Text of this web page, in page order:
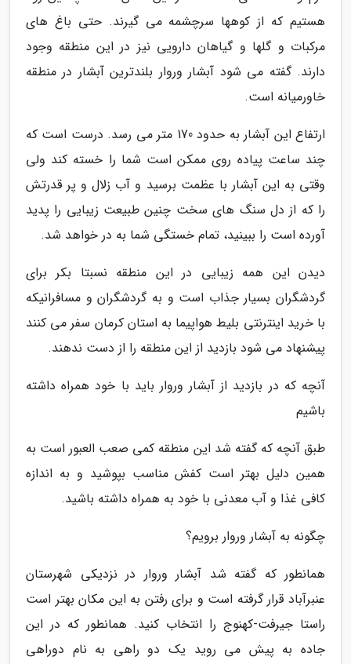
هستیم که از کوهها سرچشمه می گیرند. حتی باغ های
مرکبات و گلها و گیاهان دارویی نیز در این منطقه وجود
دارند. گفته می شود آبشار وروار بلندترین آبشار در منطقه
خاورمیانه است.
ارتفاع این آبشار به حدود 170 متر می رسد. درست است که
چند ساعت پیاده روی ممکن است شما را خسته کند ولی
وقتی به این آبشار با عظمت برسید و آب زلال و پر قدرتش
را که از دل سنگ های سخت چنین طبیعت زیبایی را پدید
آورده است را ببینید، تمام خستگی شما به در خواهد شد.
دیدن این همه زیبایی در این منطقه نسبتا بکر برای
گردشگران بسیار جذاب است و به گردشگران و مسافرانیکه
با خرید اینترنتی بلیط هواپیما به استان کرمان سفر می کنند
پیشنهاد می شود بازدید از این منطقه را از دست ندهند.
آنچه که در بازدید از آبشار وروار باید با خود همراه داشته
باشیم
طبق آنچه که گفته شد این منطقه کمی صعب العبور است به
همین دلیل بهتر است کفش مناسب بپوشید و به اندازه
کافی غذا و آب معدنی با خود به همراه داشته باشید.
چگونه به آبشار وروار برویم؟
همانطور که گفته شد آبشار وروار در نزدیکی شهرستان
عنبرآباد قرار گرفته است و برای رفتن به این مکان بهتر است
راستا جیرفت-کهنوج را انتخاب کنید. همانطور که در این
جاده به پیش می روید یک دو راهی به نام دوراهی